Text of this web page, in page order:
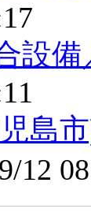
設
児
12